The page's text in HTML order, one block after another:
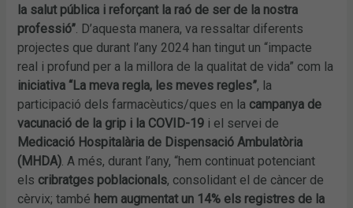
la salut pública i reforçant la raó de ser de la nostra
professió”. D’aquesta manera, va ressaltar diferents
projectes que durant l’any 2024 han tingut un “impacte
real i profund per a la millora de la qualitat de vida” com la
iniciativa “La meva regla, les meves regles”, la
participació dels farmacèutics/ques en la campanya de
vacunació de la grip i la COVID-19 i el servei de
Medicació Hospitalària de Dispensació Ambulatòria
(MHDA). A més, durant l’any, “hem continuat potenciant
els cribratges poblacionals, consolidant el de càncer de
cèrvix; també hem augmentat un 14% els registres de la